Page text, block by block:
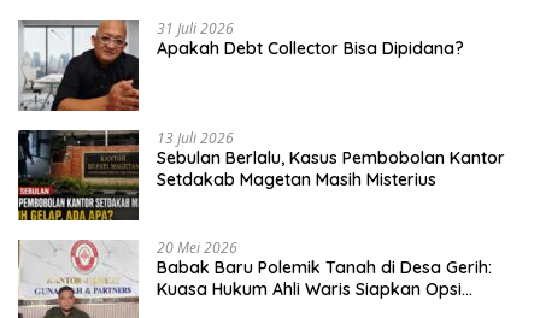
31 Juli 2026
Apakah Debt Collector Bisa Dipidana?
13 Juli 2026
Sebulan Berlalu, Kasus Pembobolan Kantor
Setdakab Magetan Masih Misterius
20 Mei 2026
Babak Baru Polemik Tanah di Desa Gerih:
Kuasa Hukum Ahli Waris Siapkan Opsi